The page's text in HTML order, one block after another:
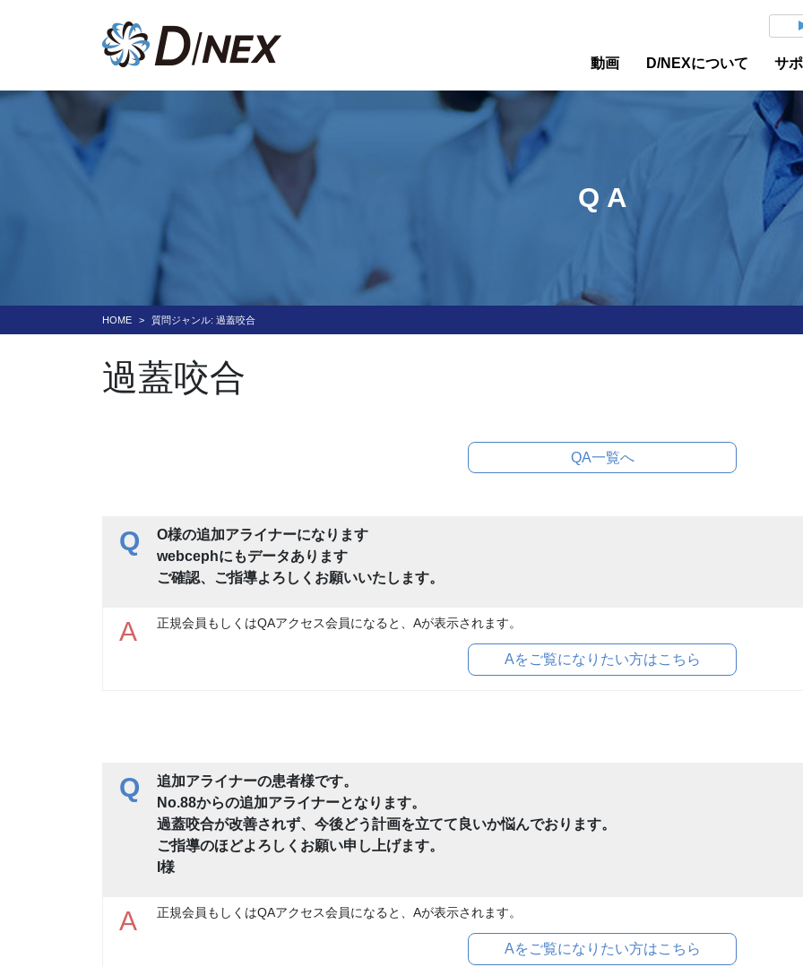
動画 D/NEXについて サ
Q A
HOME 質問ジャンル: 過蓋咬合
過蓋咬合
QA一覧へ
Q
O様の追加アライナーになります
webcephにもデータあります
ご確認、ご指導よろしくお願いいたします。
A 正規会員もしくはQAアクセス会員になると、Aが表示されます。
Aをご覧になりたい方はこちら
Q
追加アライナーの患者様です。
No.88からの追加アライナーとなります。
過蓋咬合が改善されず、今後どう計画を立てて良いか悩んでおります。
ご指導のほどよろしくお願い申し上げます。
I様
A 正規会員もしくはQAアクセス会員になると、Aが表示されます。
Aをご覧になりたい方はこちら